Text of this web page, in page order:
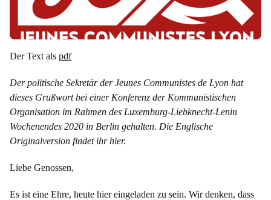
Der Text als pdf
Der politische Sekretär der Jeunes Communistes de Lyon hat
dieses Grußwort bei einer Konferenz der Kommunistischen
Organisation im Rahmen des Luxemburg-Liebknecht-Lenin
Wochenendes 2020 in Berlin gehalten. Die Englische
Originalversion findet ihr hier.
Liebe Genossen,
Es ist eine Ehre, heute hier eingeladen zu sein. Wir denken, dass